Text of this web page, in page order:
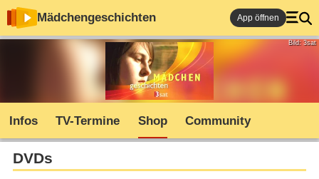
Mädchengeschichten App öffnen
Bild: 3sat
Infos TV-Termine Shop Community
DVDs